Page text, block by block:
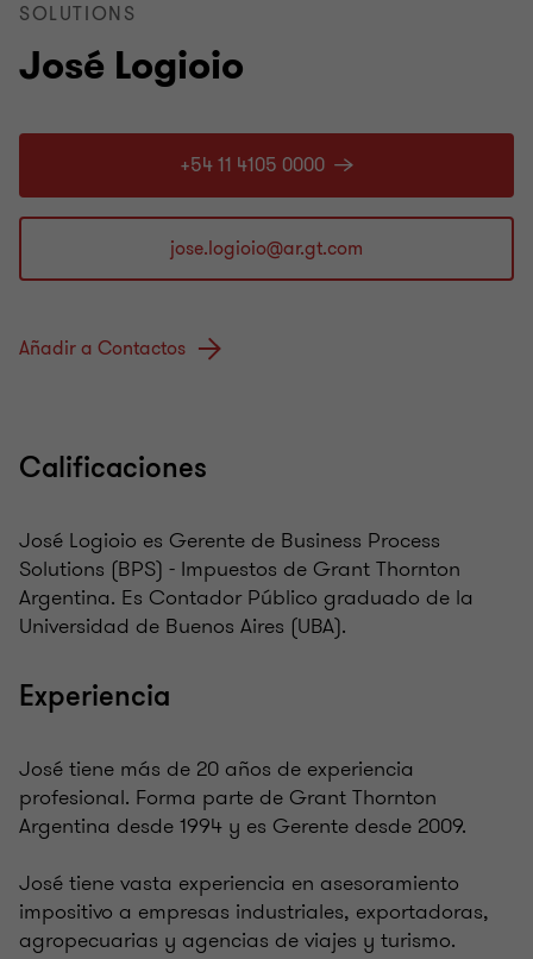
José Logioio
SOLUTIONS
+54 11 4105 0000
Añadir a Contactos
Calificaciones
José Logioio es Gerente de Business Process
Solutions (BPS) - Impuestos de Grant Thornton
Argentina. Es Contador Público graduado de la
Universidad de Buenos Aires (UBA).
Experiencia
José tiene más de 20 años de experiencia
profesional. Forma parte de Grant Thornton
Argentina desde 1994 y es Gerente desde 2009.
José tiene vasta experiencia en asesoramiento
impositivo a empresas industriales, exportadoras,
agropecuarias y agencias de viajes y turismo.